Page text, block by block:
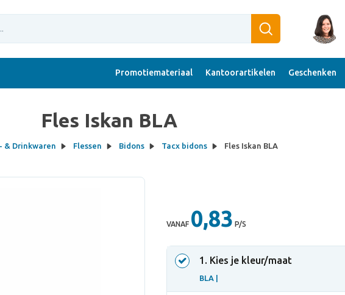
Promotiemateriaal Kantoorartikelen Geschenken
Fles Iskan BLA
& Drinkwaren Flessen Bidons Tacx bidons Fles Iskan BLA
VANAF 0,83 P/S
1 . Kies je kleur/maat
BLA |